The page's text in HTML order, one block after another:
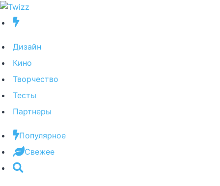
Дизайн
Кино
Творчество
Тесты
Партнеры
Популярное
Свежее